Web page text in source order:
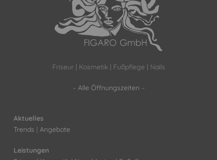
Friseur | Kosmetik | Fußpflege | Nails
– Alle Öffnungszeiten –
Aktuelles
Trends |Angebote
Leistungen